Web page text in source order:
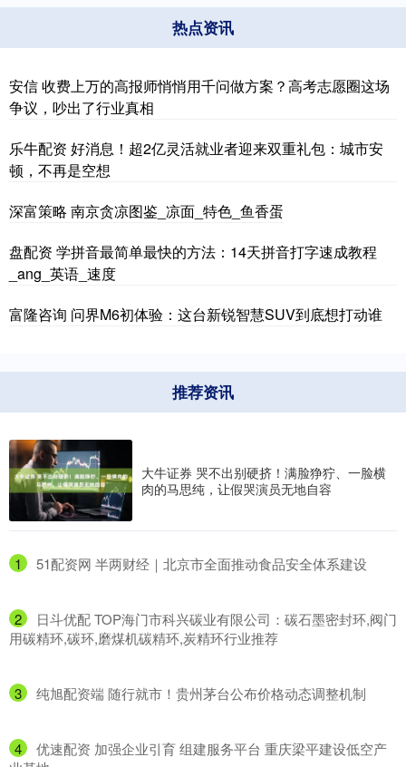
热点资讯
安信 收费上万的高报师悄悄用千问做方案？高考志愿圈这场
争议，吵出了行业真相
乐牛配资 好消息！超2亿灵活就业者迎来双重礼包：城市安
顿，不再是空想
深富策略 南京贪凉图鉴_凉面_特色_鱼香蛋
盘配资 学拼音最简单最快的方法：14天拼音打字速成教程
_ang_英语_速度
富隆咨询 问界M6初体验：这台新锐智慧SUV到底想打动谁
推荐资讯
大牛证券 哭不出别硬挤！满脸狰狞、一脸横
肉的马思纯，让假哭演员无地自容
1 ​51配资网 半两财经｜北京市全面推动食品安全体系建设
2
​日斗优配 TOP海门市科兴碳业有限公司：碳石墨密封环,阀门
用碳精环,碳环,磨煤机碳精环,炭精环行业推荐
3 ​纯旭配资端 随行就市！贵州茅台公布价格动态调整机制
4
​优速配资 加强企业引育 组建服务平台 重庆梁平建设低空产